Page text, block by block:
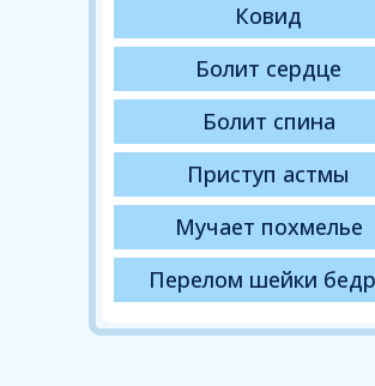
Ковид
Болит сердце
Болит спина
Приступ астмы
Мучает похмелье
Перелом шейки